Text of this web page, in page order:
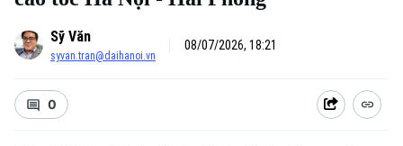
Sỹ Văn
syvan.tran@daihanoi.vn
08/07/2026, 18:21
0